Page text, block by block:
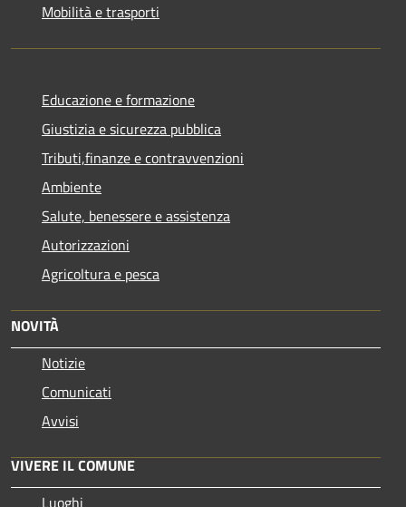
Mobilità e trasporti
Educazione e formazione
Giustizia e sicurezza pubblica
Tributi,finanze e contravvenzioni
Ambiente
Salute, benessere e assistenza
Autorizzazioni
Agricoltura e pesca
NOVITÀ
Notizie
Comunicati
Avvisi
VIVERE IL COMUNE